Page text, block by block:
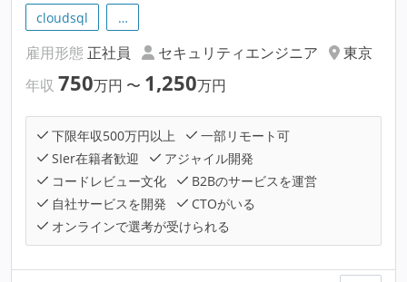
cloudsql
…
雇用形態 正社員 セキュリティエンジニア
東京
年収 750万円 〜 1,250万円
下限年収500万円以上
一部リモート可
SIer在籍者歓迎
アジャイル開発
コードレビュー文化
B2Bのサービスを運営
自社サービスを開発
CTOがいる
オンラインで選考が受けられる